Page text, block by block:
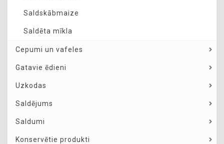
Saldskābmaize
Saldēta mīkla
Cepumi un vafeles
Gatavie ēdieni
Uzkodas
Saldējums
Saldumi
Konservētie produkti